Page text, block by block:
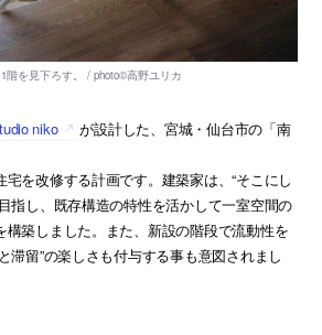
niko
が設計した、宮城・仙台市の「南
を改修する計画です。建築家は、“そこにし
指し、既存構造の特性を活かして一室空間の
構築しました。また、新設の階段で流動性を
滞留”の楽しさも付与する事も意図されまし